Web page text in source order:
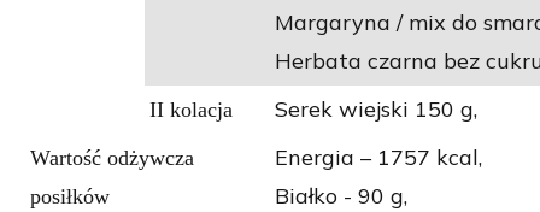
Margaryna / mix do
Herbata czarna bez
II kolacja Serek wiejski 150 g,
Wartość odżywcza
posiłków
Energia – 1757 kcal,
Białko - 90 g,